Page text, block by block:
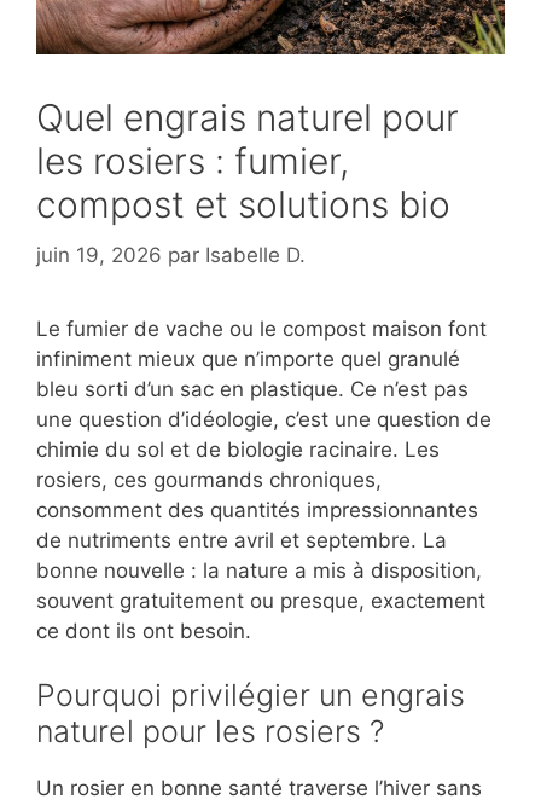
Quel engrais naturel pour
les rosiers : fumier,
compost et solutions bio
juin 19, 2026 par Isabelle D.
Le fumier de vache ou le compost maison font
infiniment mieux que n’importe quel granulé
bleu sorti d’un sac en plastique. Ce n’est pas
une question d’idéologie, c’est une question de
chimie du sol et de biologie racinaire. Les
rosiers, ces gourmands chroniques,
consomment des quantités impressionnantes
de nutriments entre avril et septembre. La
bonne nouvelle : la nature a mis à disposition,
souvent gratuitement ou presque, exactement
ce dont ils ont besoin.
Pourquoi privilégier un engrais
naturel pour les rosiers ?
Un rosier en bonne santé traverse l’hiver sans